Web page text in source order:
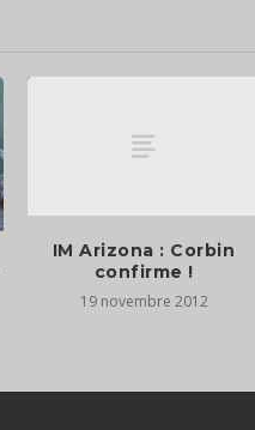
IM Arizona : Corbin
confirme !
19 novembre 2012